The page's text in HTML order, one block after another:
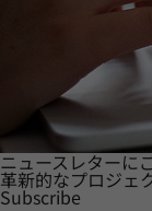
ニュースレターに
革新的なプロジェ
Subscribe